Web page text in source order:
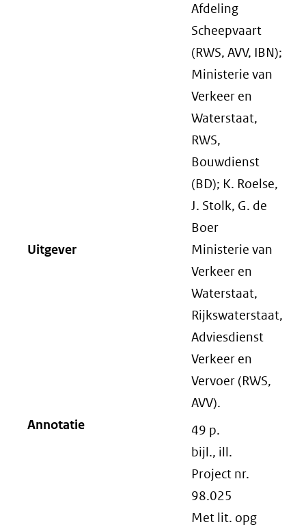
Afdeling
Scheepvaart
(RWS, AVV, IBN);
Ministerie van
Verkeer en
Waterstaat,
RWS,
Bouwdienst
(BD); K. Roelse,
J. Stolk, G. de
Boer
Uitgever
Ministerie van
Verkeer en
Waterstaat,
Rijkswaterstaat,
Adviesdienst
Verkeer en
Vervoer (RWS,
AVV).
Annotatie
49 p.
bijl., ill.
Project nr.
98.025
Met lit. opg